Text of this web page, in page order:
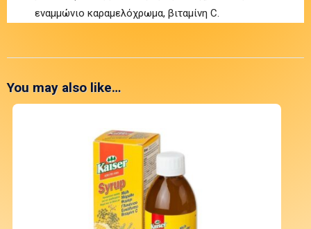
εναμμώνιο καραμελόχρωμα, βιταμίνη C.
You may also like…